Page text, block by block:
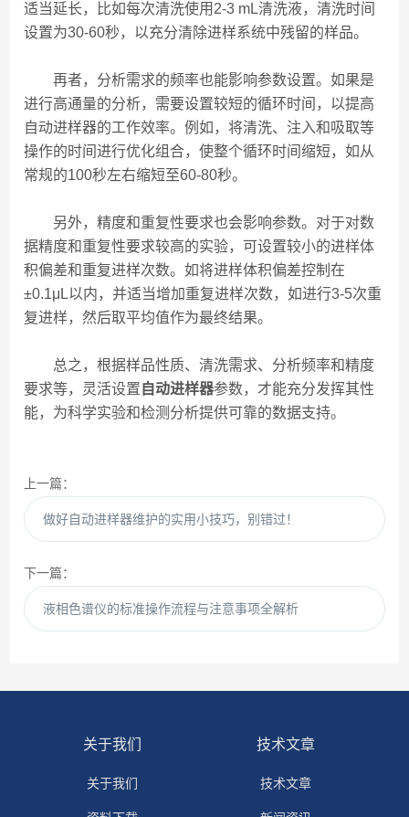
适当延长，比如每次清洗使用2-3 mL清洗液，清洗时间
设置为30-60秒，以充分清除进样系统中残留的样品。
再者，分析需求的频率也能影响参数设置。如果是
进行高通量的分析，需要设置较短的循环时间，以提高
自动进样器的工作效率。例如，将清洗、注入和吸取等
操作的时间进行优化组合，使整个循环时间缩短，如从
常规的100秒左右缩短至60-80秒。
另外，精度和重复性要求也会影响参数。对于对数
据精度和重复性要求较高的实验，可设置较小的进样体
积偏差和重复进样次数。如将进样体积偏差控制在
±0.1μL以内，并适当增加重复进样次数，如进行3-5次重
复进样，然后取平均值作为最终结果。
总之，根据样品性质、清洗需求、分析频率和精度
要求等，灵活设置 自动进样器参数，才能充分发挥其性
能，为科学实验和检测分析提供可靠的数据支持。
上一篇：
做好自动进样器维护的实用小技巧，别错过！
下一篇：
液相色谱仪的标准操作流程与注意事项全解析
关于我们
关于我们
技术文章
技术文章